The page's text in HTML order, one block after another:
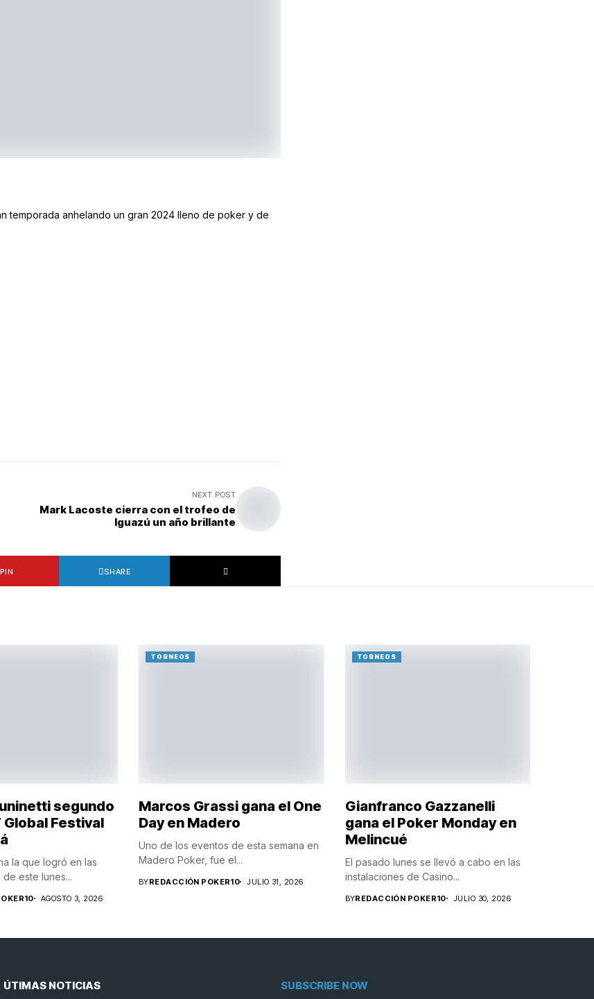
temporada anhelando un gran 2024 lleno de poker y de
NEXT POST
Mark Lacoste cierra con el trofeo de
Iguazú un año brillante
PIN SHARE
segundo
Global Festival
la que logró en las
este lunes...
AGOSTO 3, 2026
TORNEOS
Marcos Grassi gana el One
Day en Madero
Uno de los eventos de esta semana en
Madero Poker, fue el...
BYREDACCIÓN POKER10 JULIO 31, 2026
TORNEOS
Gianfranco Gazzanelli
gana el Poker Monday en
Melincué
El pasado lunes se llevó a cabo en las
instalaciones de Casino...
BYREDACCIÓN POKER10 JULIO 30, 2026
ÚTIMAS NOTICIAS SUBSCRIBE NOW